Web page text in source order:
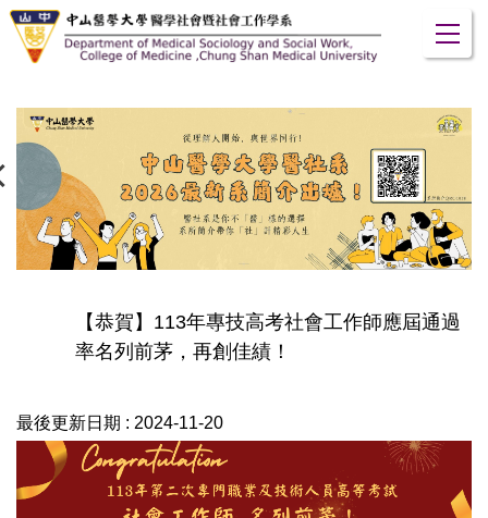
跳
到
容
區
【恭賀】113年專技高考社會工作師應屆通過
率名列前茅，再創佳績！
最後更新日期 : 2024-11-20